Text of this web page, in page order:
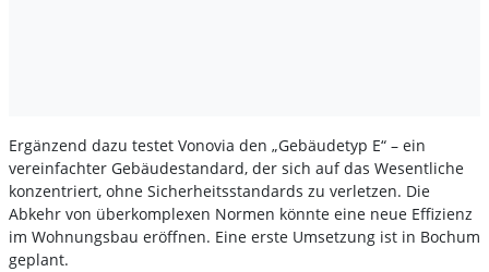
Ergänzend dazu testet Vonovia den „Gebäudetyp E“ – ein
vereinfachter Gebäudestandard, der sich auf das Wesentliche
konzentriert, ohne Sicherheitsstandards zu verletzen. Die
Abkehr von überkomplexen Normen könnte eine neue Effizienz
im Wohnungsbau eröffnen. Eine erste Umsetzung ist in Bochum
geplant.